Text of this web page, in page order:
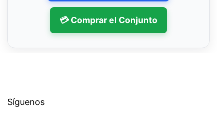
💳 Comprar el Conjunto
Síguenos